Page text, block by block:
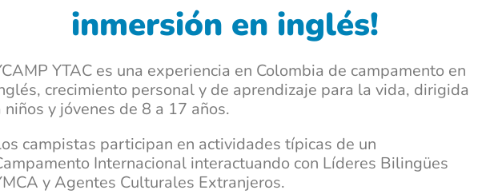
inmersión en inglés!
YTAC es una experiencia en Colombia de campamento en
crecimiento personal y de aprendizaje para la vida, dirigida
niños y jóvenes de 8 a 17 años.
campistas participan en actividades típicas de un
Internacional interactuando con Líderes Bilingües
y Agentes Culturales Extranjeros.